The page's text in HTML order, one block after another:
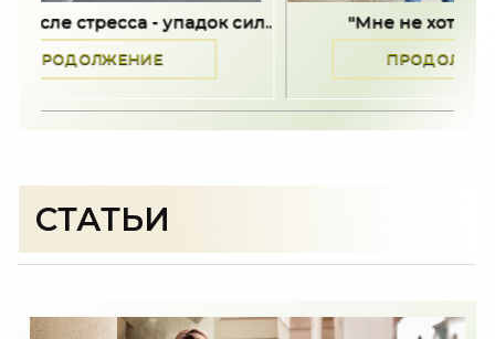
"Мне не хотелось жить" -..
ПРОДОЛЖЕНИЕ
Как
СТАТЬИ